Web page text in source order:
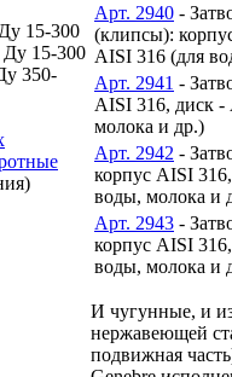
Ду 15-300
Ду 15-300
350-
Арт. 2940 -
(клипсы):
AISI 316 (для
Арт. 2941 -
AISI 316, диск
молока и др.)
Арт. 2942 -
корпус AISI
воды, молока и
Арт. 2943 -
корпус AISI
воды, молока и
И чугунные, и
нержавеющей
подвижная